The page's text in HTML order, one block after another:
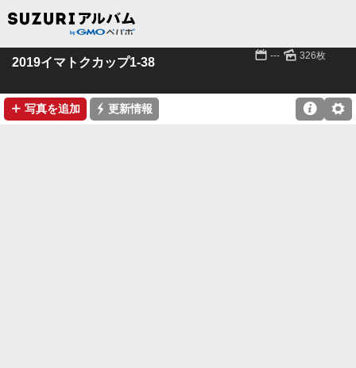
2019イマトクカップ1-38 📅 --- 🌄 326枚
➕ 写真を追加 ⚡ 更新情報 ⚙
